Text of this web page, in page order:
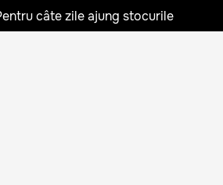
câte zile ajung stocurile